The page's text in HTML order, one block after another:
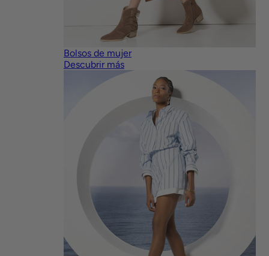
Bolsos de mujer
Descubrir más